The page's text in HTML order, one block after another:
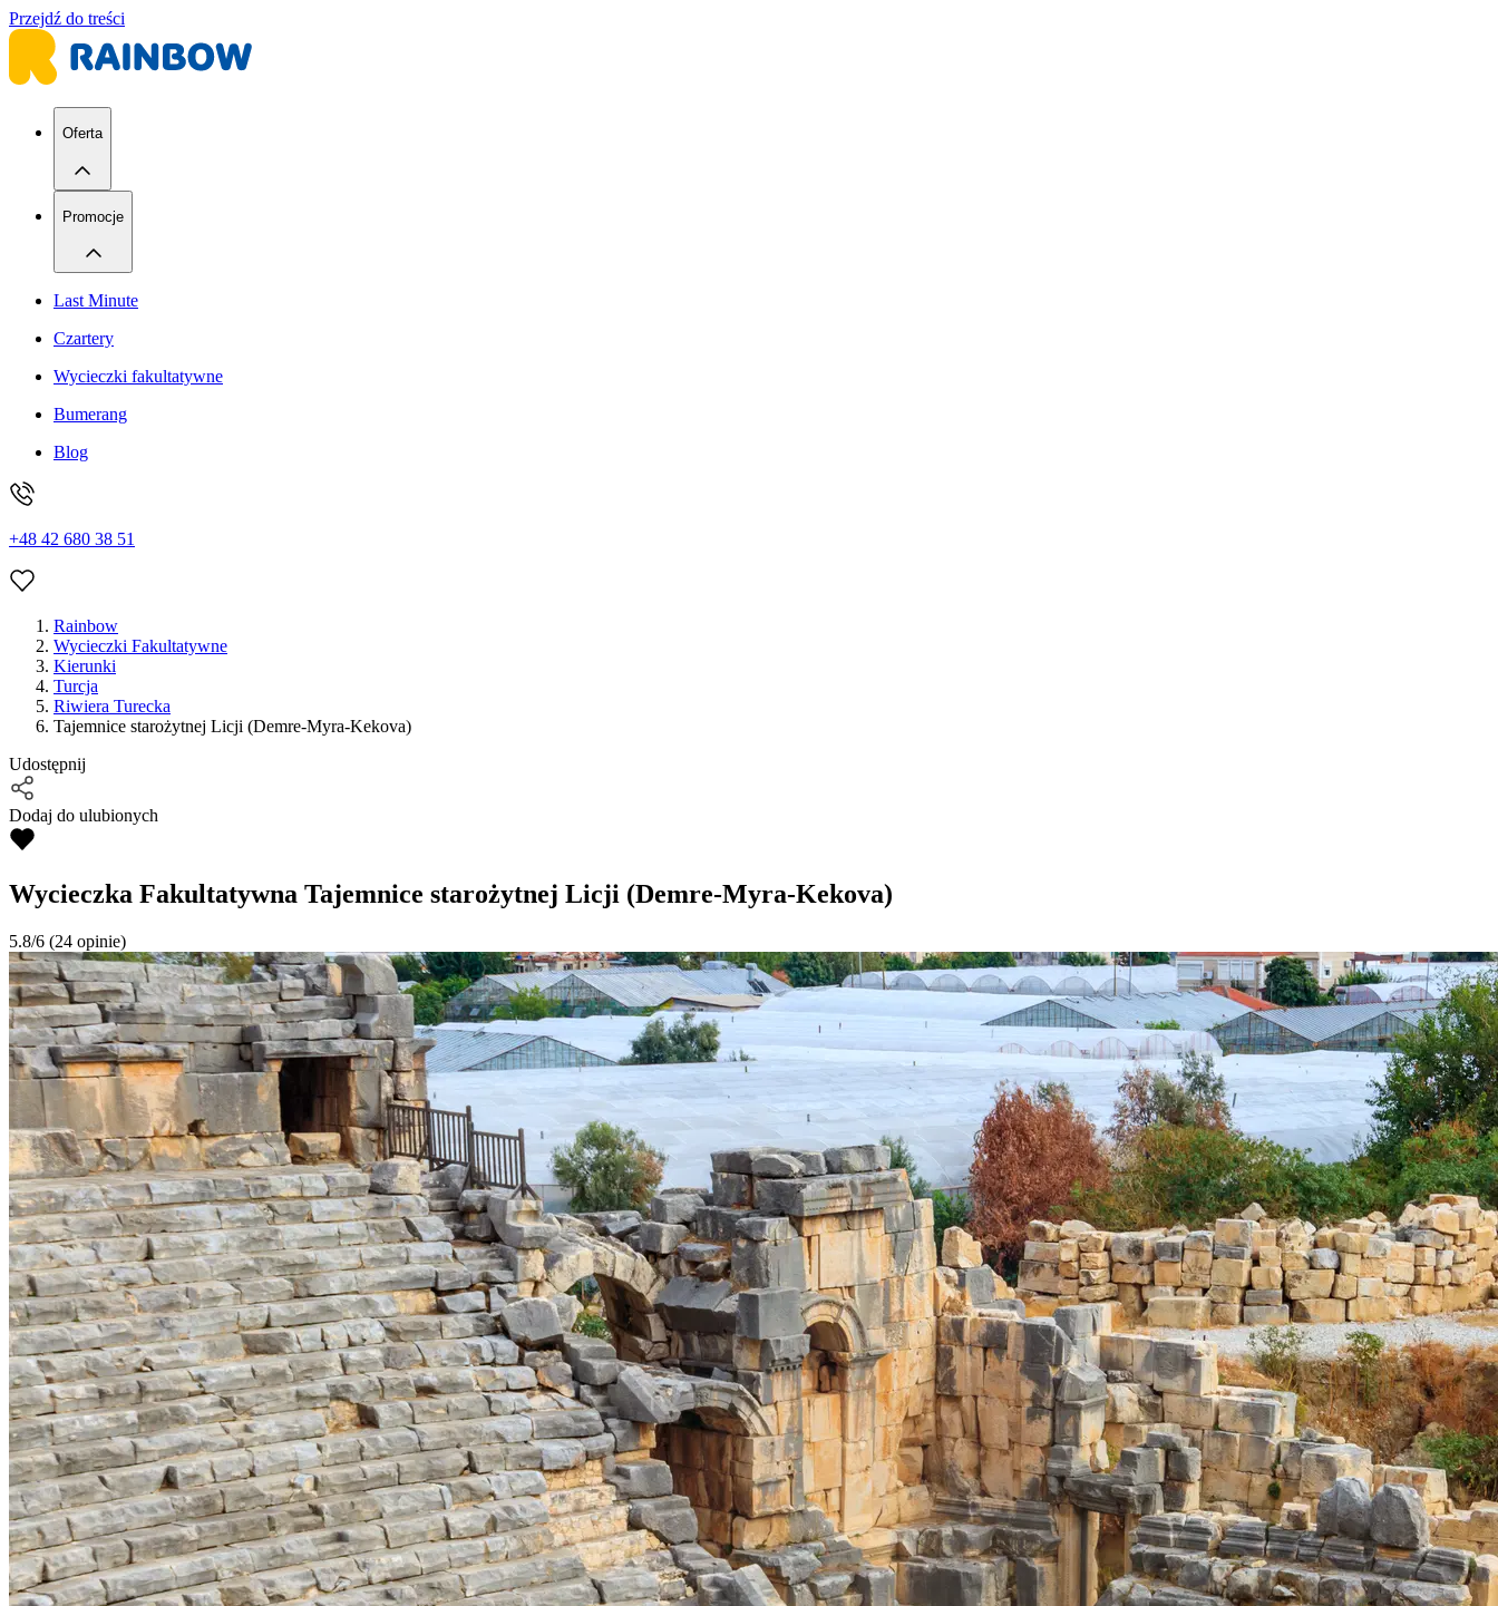
Przejdź do treści
Oferta
Promocje
Last Minute
Czartery
Wycieczki fakultatywne
Bumerang
Blog
+48 42 680 38 51
Rainbow
Wycieczki Fakultatywne
Kierunki
Turcja
Riwiera Turecka
Tajemnice starożytnej Licji (Demre-Myra-Kekova)
Udostępnij
Dodaj do ulubionych
Wycieczka Fakultatywna Tajemnice starożytnej Licji (Demre-Myra-Kekova)
5.8/6 (24 opinie)